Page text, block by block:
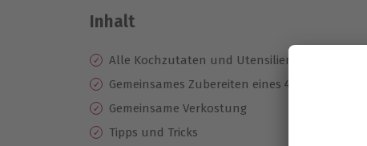
Inhalt
Alle Kochzutaten und Utensilien inklusive
Gemeinsames Zubereiten eines 4-Gänge-Menüs
Gemeinsame Verkostung
Tipps und Tricks